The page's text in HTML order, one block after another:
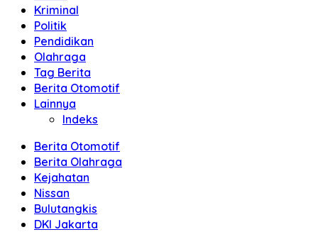
Kriminal
Politik
Pendidikan
Olahraga
Tag Berita
Berita Otomotif
Lainnya
Indeks
Berita Otomotif
Berita Olahraga
Kejahatan
Nissan
Bulutangkis
DKI Jakarta